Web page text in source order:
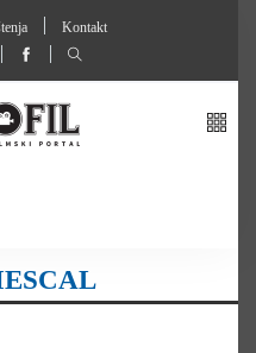
Kontakt